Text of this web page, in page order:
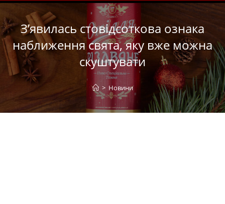
З’явилась стовідсоткова ознака
наближення свята, яку вже можна
скуштувати
> Новини